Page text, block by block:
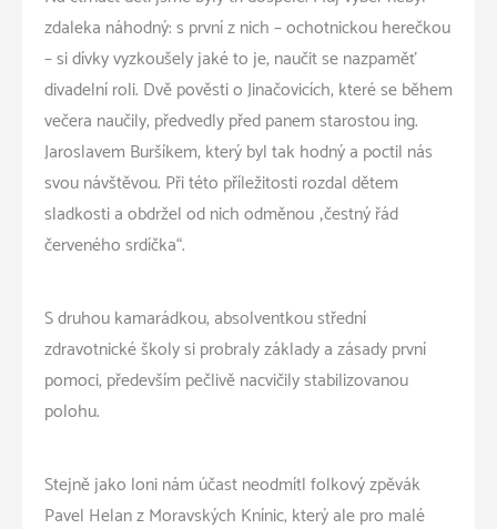
zdaleka náhodný: s první z nich – ochotnickou herečkou
– si dívky vyzkoušely jaké to je, naučit se nazpaměť
divadelní roli. Dvě pověsti o Jinačovicích, které se během
večera naučily, předvedly před panem starostou ing.
Jaroslavem Buršíkem, který byl tak hodný a poctil nás
svou návštěvou. Při této příležitosti rozdal dětem
sladkosti a obdržel od nich odměnou „čestný řád
červeného srdíčka“.
S druhou kamarádkou, absolventkou střední
zdravotnické školy si probraly základy a zásady první
pomoci, především pečlivě nacvičily stabilizovanou
polohu.
Stejně jako loni nám účast neodmítl folkový zpěvák
Pavel Helan z Moravských Knínic, který ale pro malé